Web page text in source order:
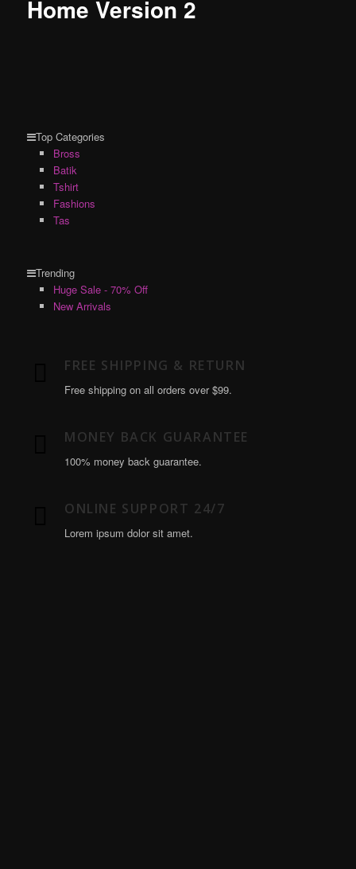
Home Version 2
Top Categories
Bross
Batik
Tshirt
Fashions
Tas
Trending
Huge Sale - 70% Off
New Arrivals
FREE SHIPPING & RETURN
Free shipping on all orders over $99.
MONEY BACK GUARANTEE
100% money back guarantee.
ONLINE SUPPORT 24/7
Lorem ipsum dolor sit amet.